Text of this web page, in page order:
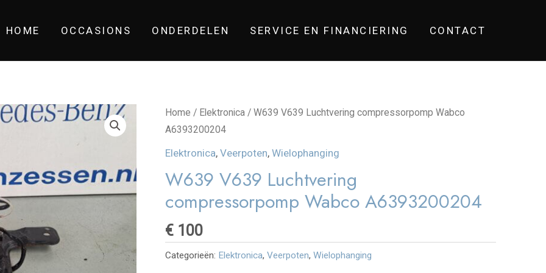
HOME OCCASIONS ONDERDELEN SERVICE EN FINANCIERING CONTACT
Home / Elektronica / W639 V639 Luchtvering compressorpomp Wabco
A6393200204
Elektronica,Veerpoten,Wielophanging
W639 V639 Luchtvering
compressorpomp Wabco A6393200204
€ 100
Categorieën: Elektronica,Veerpoten,Wielophanging